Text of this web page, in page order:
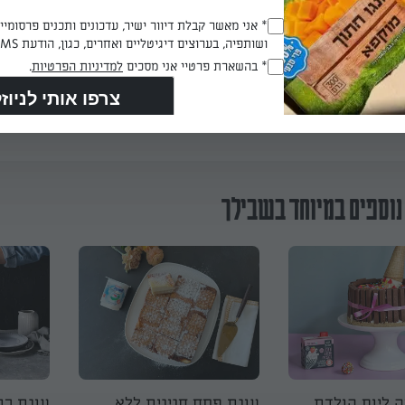
פשוט לעוגת ביסקוויטים במלית גלידה ביתית: כל מה שאתם צריכים
וקצפת, תבנית סיליקון ועשר דקות של עבודה - ספרו לנו איך יצא!
הכנת? כאן מדרגים
במיוחד בשבילך
Opt_In
(חובה)
* אני מאשר קבלת דיוור ישיר, עדכונים ותכנים
ושותפיה, בערוצים דיגיטליים ואחרים, כגון, הודעת SMS וואטסאפ, מייל
RegulationsApproved
* בהשארת פרטיי אני מסכים למדיניות הפרטיות.